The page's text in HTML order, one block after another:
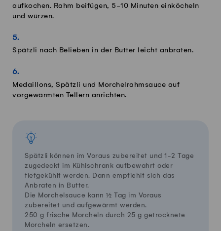
aufkochen. Rahm beifügen, 5-10 Minuten einköcheln
und würzen.
Spätzli nach Belieben in der Butter leicht anbraten.
Medaillons, Spätzli und Morchelrahmsauce auf
vorgewärmten Tellern anrichten.
Spätzli können im Voraus zubereitet und 1-2 Tage
zugedeckt im Kühlschrank aufbewahrt oder
tiefgekühlt werden. Dann empfiehlt sich das
Anbraten in Butter.
Die Morchelsauce kann ½ Tag im Voraus
zubereitet und aufgewärmt werden.
250 g frische Morcheln durch 25 g getrocknete
Morcheln ersetzen.